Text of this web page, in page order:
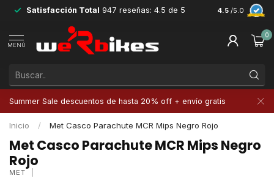
Satisfacción Total 947 reseñas: 4.5 de 5 4.5 /5.0
MENÚ
0
Summer Sale descuentos de hasta 20% off + envío gratis
Inicio / Met Casco Parachute MCR Mips Negro Rojo
Met Casco Parachute MCR Mips Negro
Rojo
MET